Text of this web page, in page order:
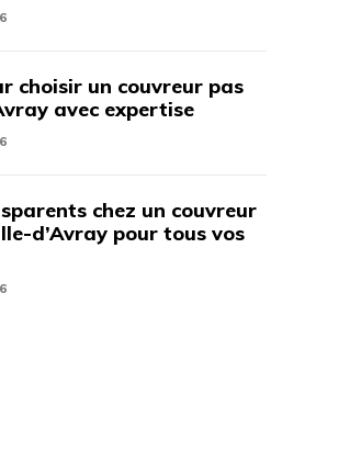
choisir un couvreur pas
avec expertise
chez un couvreur
d’Avray pour tous vos